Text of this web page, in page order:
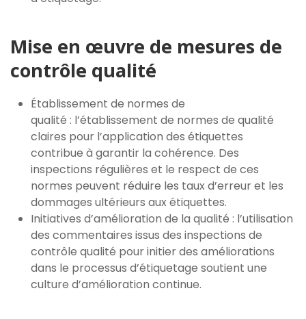
Mise en œuvre de mesures de
contrôle qualité
Établissement de normes de
qualité : l’établissement de normes de qualité
claires pour l’application des étiquettes
contribue à garantir la cohérence. Des
inspections régulières et le respect de ces
normes peuvent réduire les taux d’erreur et les
dommages ultérieurs aux étiquettes.
Initiatives d’amélioration de la qualité : l’utilisation
des commentaires issus des inspections de
contrôle qualité pour initier des améliorations
dans le processus d’étiquetage soutient une
culture d’amélioration continue.